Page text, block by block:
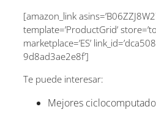
[amazon_link
template=’ProductGrid’
marketplace=’ES’
9d8ad3ae2e8f’]
Te puede interesar:
Mejores